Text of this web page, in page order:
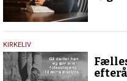
25.
maj
2026
KIRKELIV